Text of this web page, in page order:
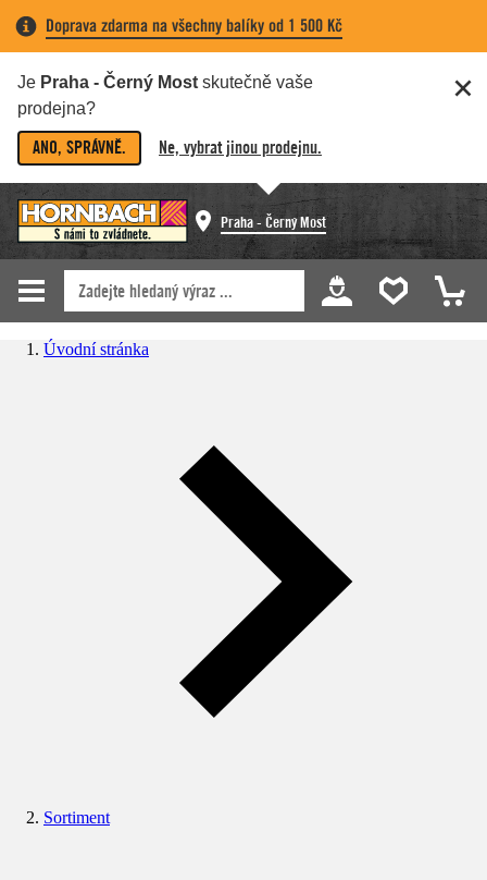
Doprava zdarma na všechny balíky od 1 500 Kč
Je Praha - Černý Most skutečně vaše
prodejna?
ANO, SPRÁVNĚ. Ne, vybrat jinou prodejnu.
Praha - Černý Most
Úvodní stránka
Sortiment